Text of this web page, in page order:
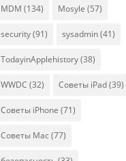
MDM (134) Mosyle (57)
security(91) sysadmin(41)
TodayinApplehistory(38)
WWDC (32) Советы iPad(39)
Советы iPhone (71)
Советы Mac (77)